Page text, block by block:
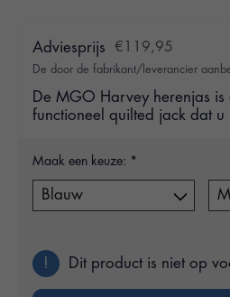
Adviesprijs €119,95
De door de fabrikant/leverancier
De MGO Harvey herenjas is
functioneel quilted jack dat u
Maak een keuze: *
! Dit product is niet op